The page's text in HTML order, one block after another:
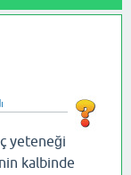
yeteneği
kalbinde